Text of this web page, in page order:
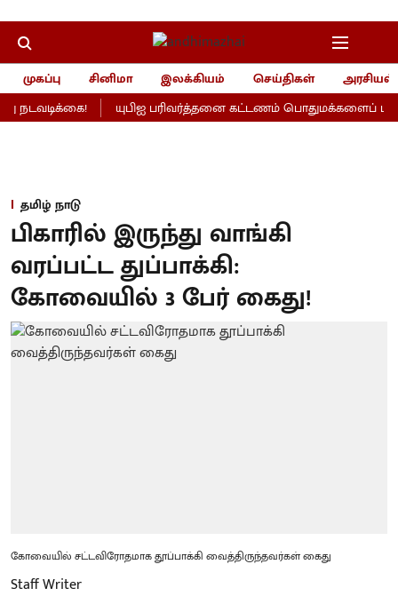
முகப்பு சினிமா இலக்கியம் செய்திகள்
அரசியல்
யுபிஐ பரிவர்த்தனை கட்டணம் பொதுமக்களைப்
தமிழ் நாடு
பிகாரில் இருந்து வாங்கி
வரப்பட்ட துப்பாக்கி:
கோவையில் 3 பேர் கைது!
கோவையில் சட்டவிரோதமாக தூப்பாக்கி வைத்திருந்தவர்கள் கைது
Staff Writer